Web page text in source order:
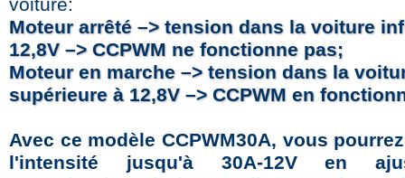
voiture:
Moteur arrêté –> tension dans la voiture
12,8V –> CCPWM ne fonctionne pas;
Moteur en marche –> tension dans la
supérieure à 12,8V –> CCPWM en
Avec ce modèle CCPWM30A, vous
l'intensité jusqu'à 30A-12V en